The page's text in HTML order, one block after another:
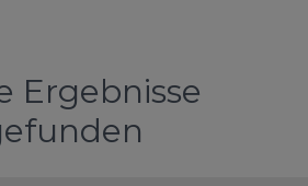
Ergebnisse